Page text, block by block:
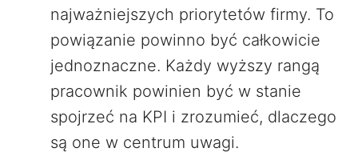
najważniejszych priorytetów firmy. To
powiązanie powinno być całkowicie
jednoznaczne. Każdy wyższy rangą
pracownik powinien być w stanie
spojrzeć na KPI i zrozumieć, dlaczego
są one w centrum uwagi.